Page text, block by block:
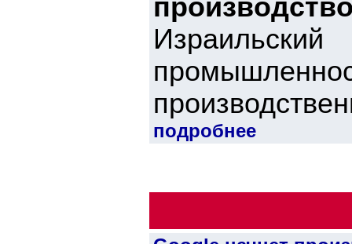
подробнее